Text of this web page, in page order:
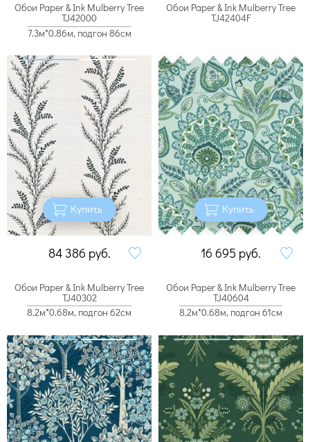
Обои Paper & Ink Mulberry Tree
TJ42000
7.3м*0.86м, подгон 86см
Купить
84 386 руб.
Обои Paper & Ink Mulberry Tree
TJ42404F
Купить
16 695 руб.
Обои Paper & Ink Mulberry Tree
TJ40302
8.2м*0.68м, подгон 62см
Обои Paper & Ink Mulberry Tree
TJ40604
8.2м*0.68м, подгон 61см